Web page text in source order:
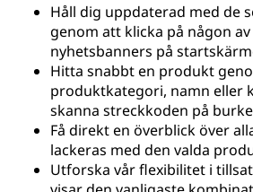
Håll dig uppdaterad med de
genom att klicka på någon av
nyhetsbanners på
Hitta snabbt en produkt
produktkategori, namn eller
skanna streckkoden på
Få direkt en överblick över
lackeras med den valda
Utforska vår flexibilitet i